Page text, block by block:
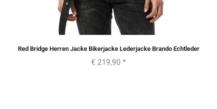
Red Bridge Herren Jacke Bikerjacke Lederjacke Brando Echtleder
€ 219,90 *